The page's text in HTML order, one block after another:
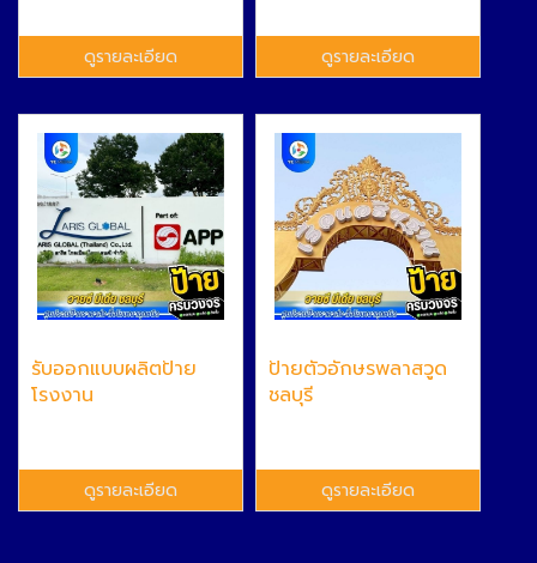
ดูรายละเอียด ดูรายละเอียด
รับออกแบบผลิตป้าย
โรงงาน
ดูรายละเอียด
ป้ายตัวอักษรพลาสวูด
ชลบุรี
ดูรายละเอียด